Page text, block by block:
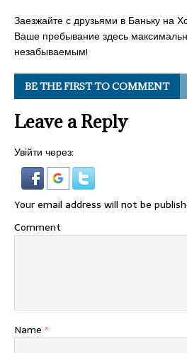
Заезжайте с друзьями в Баньку на
Ваше пребывание здесь
незабываемым!
BE THE FIRST TO COMMENT
Leave a Reply
Увійти через:
Your email address will not be
Comment
Name *